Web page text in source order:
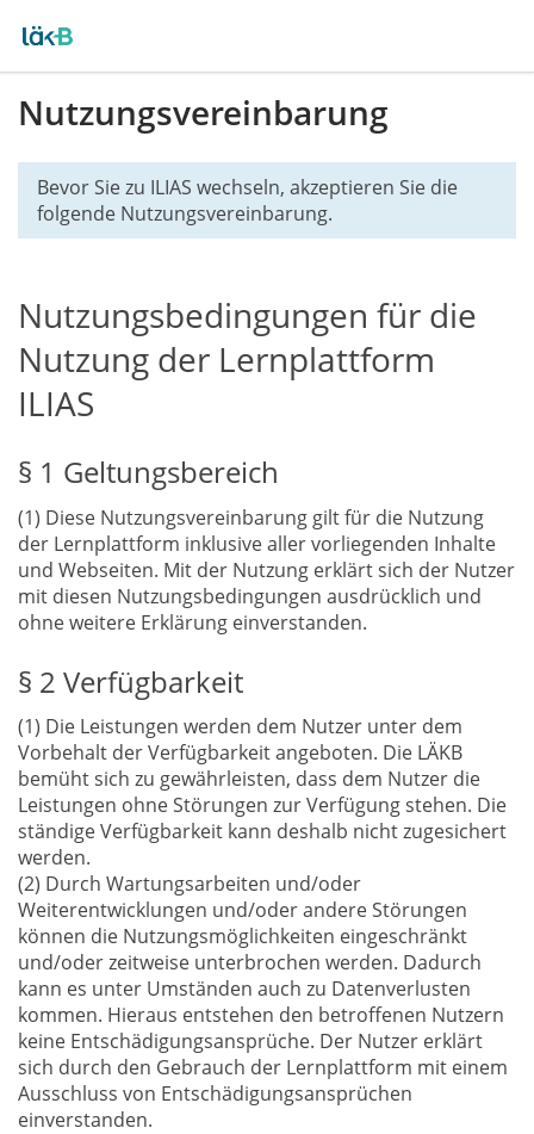
Nutzungsvereinbarung
Bevor Sie zu ILIAS wechseln, akzeptieren Sie die
folgende Nutzungsvereinbarung.
Nutzungsbedingungen für die
Nutzung der Lernplattform
ILIAS
§ 1 Geltungsbereich
(1) Diese Nutzungsvereinbarung gilt für die Nutzung
der Lernplattform inklusive aller vorliegenden Inhalte
und Webseiten. Mit der Nutzung erklärt sich der Nutzer
mit diesen Nutzungsbedingungen ausdrücklich und
ohne weitere Erklärung einverstanden.
§ 2 Verfügbarkeit
(1) Die Leistungen werden dem Nutzer unter dem
Vorbehalt der Verfügbarkeit angeboten. Die LÄKB
bemüht sich zu gewährleisten, dass dem Nutzer die
Leistungen ohne Störungen zur Verfügung stehen. Die
ständige Verfügbarkeit kann deshalb nicht zugesichert
werden.
(2) Durch Wartungsarbeiten und/oder
Weiterentwicklungen und/oder andere Störungen
können die Nutzungsmöglichkeiten eingeschränkt
und/oder zeitweise unterbrochen werden. Dadurch
kann es unter Umständen auch zu Datenverlusten
kommen. Hieraus entstehen den betroffenen Nutzern
keine Entschädigungsansprüche. Der Nutzer erklärt
sich durch den Gebrauch der Lernplattform mit einem
Ausschluss von Entschädigungsansprüchen
einverstanden.